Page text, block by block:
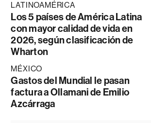
LATINOAMÉRICA
Los 5 países de América Latina
con mayor calidad de vida en
2026, según clasificación de
Wharton
MÉXICO
Gastos del Mundial le pasan
factura a Ollamani de Emilio
Azcárraga